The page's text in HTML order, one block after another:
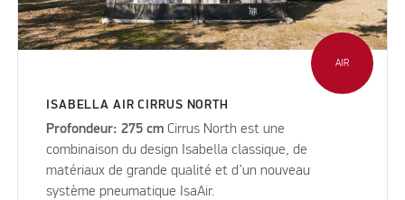
AIR
ISABELLA AIR CIRRUS NORTH
Profondeur: 275 cm Cirrus North est une
combinaison du design Isabella classique, de
matériaux de grande qualité et d’un nouveau
système pneumatique IsaAir.